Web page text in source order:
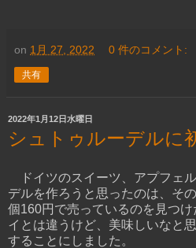
on 1月 27, 2022 0 件のコメント:
共有
2022年1月12日水曜日
シュトゥルーデルに
ドイツのスイーツ、アプフェ
デルを作ろうと思ったのは、そ
個160円で売っているのを見つ
イとは違うけど、美味しいなと
することにしました。